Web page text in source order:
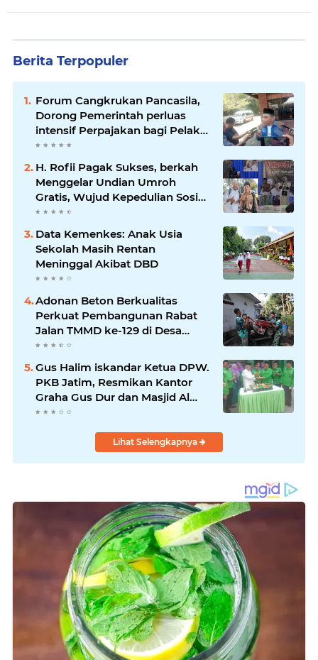
Berita Terpopuler
Forum Cangkrukan Pancasila,
Dorong Pemerintah perluas
intensif Perpajakan bagi Pelaku
Usaha UMKM.
H. Rofii Pagak Sukses, berkah
Menggelar Undian Umroh
Gratis, Wujud Kepedulian Sosial
berbagi.
Data Kemenkes: Anak Usia
Sekolah Masih Rentan
Meninggal Akibat DBD
Adonan Beton Berkualitas
Perkuat Pembangunan Rabat
Jalan TMMD ke-129 di Desa
Ledoktempuro
Gus Halim iskandar Ketua DPW.
PKB Jatim, Resmikan Kantor
Graha Gus Dur dan Masjid Al
Iskandariyah, dorong Jadi Pusat
Lihat Selengkapnya